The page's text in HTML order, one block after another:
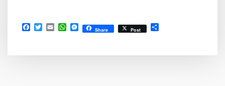
Facebook
TwitterEmailWhatsApp
Messenger
Share Post